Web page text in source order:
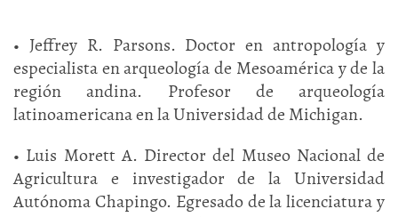
• Jeffrey R. Parsons. Doctor en antropología y
especialista en arqueología de Mesoamérica y de la
región andina. Profesor de arqueología
latinoamericana en la Universidad de Michigan.
• Luis Morett A. Director del Museo Nacional de
Agricultura e investigador de la Universidad
Autónoma Chapingo. Egresado de la licenciatura y